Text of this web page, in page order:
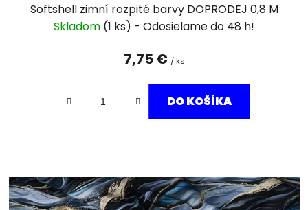
Softshell zimní rozpité barvy DOPRODEJ 0,8 M
Skladom (1 ks)
7,75 € / ks
DO KOŠÍKA